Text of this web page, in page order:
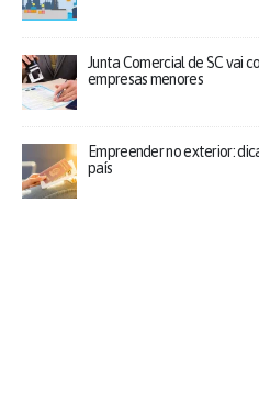
Junta Comercial de SC vai
empresas menores
Empreender no exterior:
país